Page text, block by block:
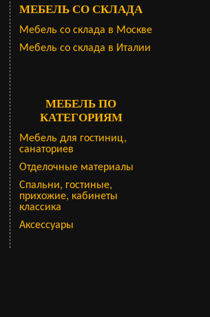
МЕБЕЛЬ СО СКЛАДА
Мебель со склада в Москве
Мебель со склада в Италии
МЕБЕЛЬ ПО
КАТЕГОРИЯМ
Мебель для гостиниц,
санаториев
Отделочные материалы
Спальни, гостиные,
прихожие, кабинеты
классика
Аксессуары